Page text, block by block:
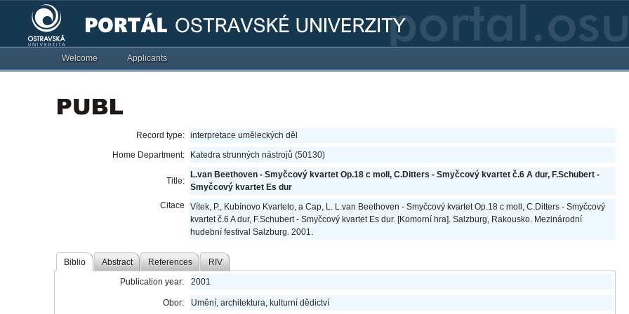
Welcome Applicants
Record type: interpretace uměleckých děl
Home Department:
Katedra strunných nástrojů (50130)
Title:
L.van Beethoven - Smyčcový kvartet Op.18 c moll, C.Ditters - Smyčcový kvartet č.6 A dur, F.Schubert -
Smyčcový kvartet Es dur
Citace
Vítek, P., Kubínovo Kvarteto, a Cap, L. L.van Beethoven - Smyčcový kvartet Op.18 c moll, C.Ditters - Smyčcový
kvartet č.6 A dur, F.Schubert - Smyčcový kvartet Es dur. [Komorní hra]. Salzburg, Rakousko. Mezinárodní
hudební festival Salzburg. 2001.
Biblio Abstract References RIV
Publication year: 2001
Obor: Umění, architektura, kulturní dědictví